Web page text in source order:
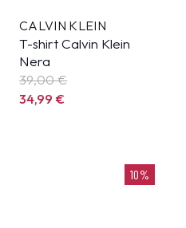
CALVIN KLEIN
T-shirt Calvin Klein
Nera
39,00 €
34,99€
10%